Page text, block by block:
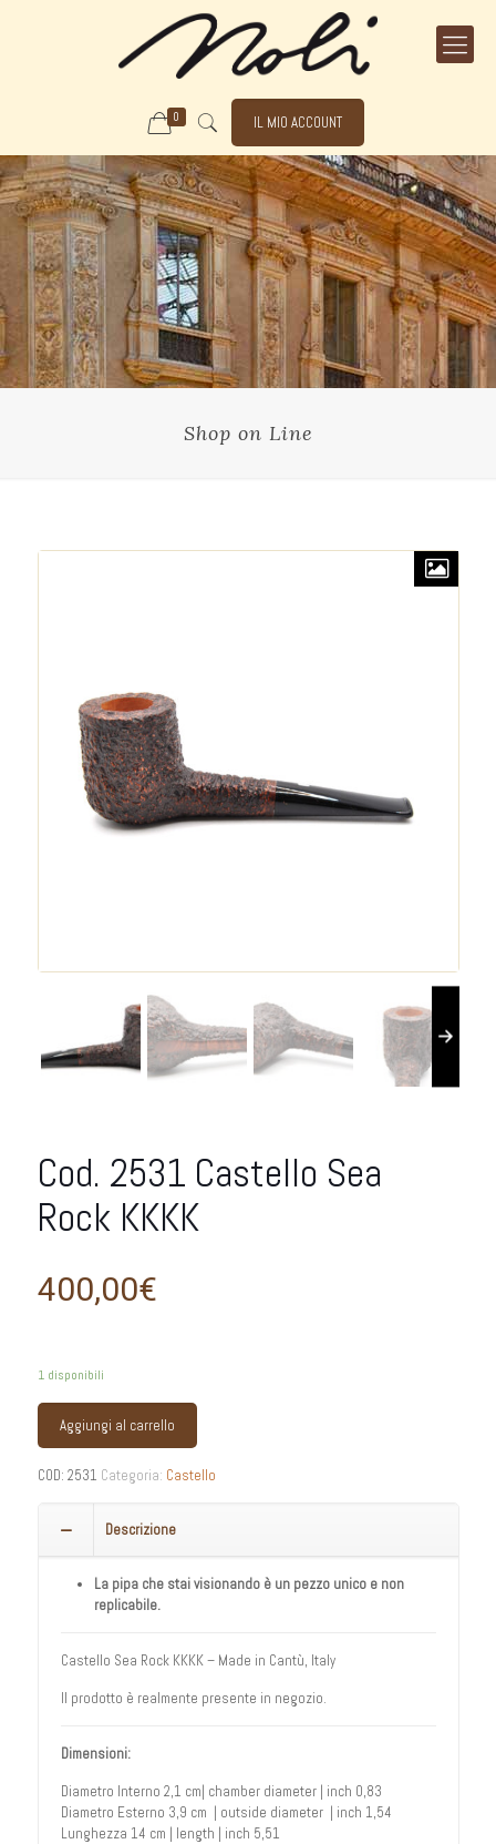
0 IL MIO ACCOUNT
Shop on Line
Cod. 2531 Castello Sea
Rock KKKK
400,00€
1 disponibili
Aggiungi al carrello
COD: 2531 Categoria: Castello
Descrizione
La pipa che stai visionando è un pezzo unico e non
replicabile.
Castello Sea Rock KKKK – Made in Cantù, Italy
Il prodotto è realmente presente in negozio.
Dimensioni:
Diametro Interno 2,1 cm| chamber diameter | inch 0,83
Diametro Esterno 3,9 cm | outside diameter | inch 1,54
Lunghezza 14 cm | length | inch 5,51